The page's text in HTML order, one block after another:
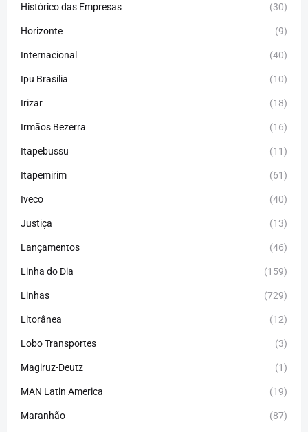
Histórico das Empresas (30)
Horizonte (9)
Internacional (40)
Ipu Brasilia (10)
Irizar (18)
Irmãos Bezerra (16)
Itapebussu (11)
Itapemirim (61)
Iveco (40)
Justiça (13)
Lançamentos (46)
Linha do Dia (159)
Linhas (729)
Litorânea (12)
Lobo Transportes (3)
Magiruz-Deutz (1)
MAN Latin America (19)
Maranhão (87)